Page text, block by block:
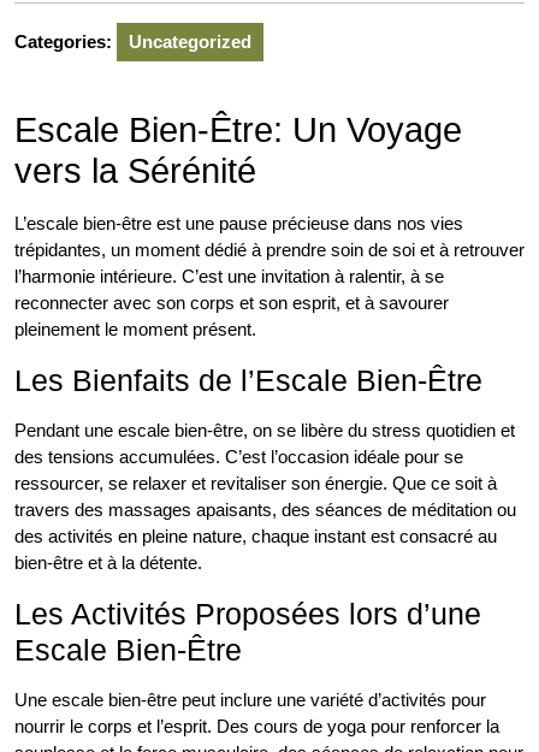
Categories: Uncategorized
Escale Bien-Être: Un Voyage
vers la Sérénité
L’escale bien-être est une pause précieuse dans nos vies
trépidantes, un moment dédié à prendre soin de soi et à retrouver
l’harmonie intérieure. C’est une invitation à ralentir, à se
reconnecter avec son corps et son esprit, et à savourer
pleinement le moment présent.
Les Bienfaits de l’Escale Bien-Être
Pendant une escale bien-être, on se libère du stress quotidien et
des tensions accumulées. C’est l’occasion idéale pour se
ressourcer, se relaxer et revitaliser son énergie. Que ce soit à
travers des massages apaisants, des séances de méditation ou
des activités en pleine nature, chaque instant est consacré au
bien-être et à la détente.
Les Activités Proposées lors d’une
Escale Bien-Être
Une escale bien-être peut inclure une variété d’activités pour
nourrir le corps et l’esprit. Des cours de yoga pour renforcer la